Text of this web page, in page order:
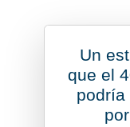
Un
que el
podría